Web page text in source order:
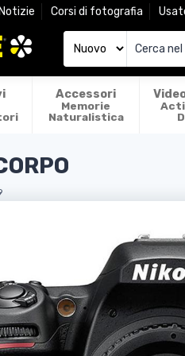
Notizie Corsi di fotografia
Accessori
Memorie
Naturalistica